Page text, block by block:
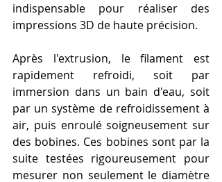
indispensable pour réaliser des
impressions 3D de haute précision.
Après l'extrusion, le filament est
rapidement refroidi, soit par
immersion dans un bain d'eau, soit
par un système de refroidissement à
air, puis enroulé soigneusement sur
des bobines. Ces bobines sont par la
suite testées rigoureusement pour
mesurer non seulement le diamètre